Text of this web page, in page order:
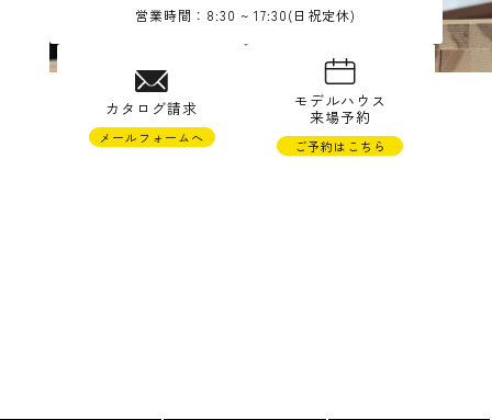
営業時間：8:30 ~ 17:30(日祝定休)
カタログ請求
メールフォームへ
モデルハウス
来場予約
ご予約はこちら